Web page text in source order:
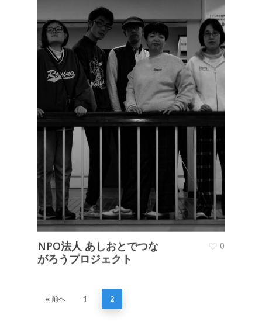
NPO法人 あしおとでつな
がろうプロジェクト
0
« 前へ 1 2